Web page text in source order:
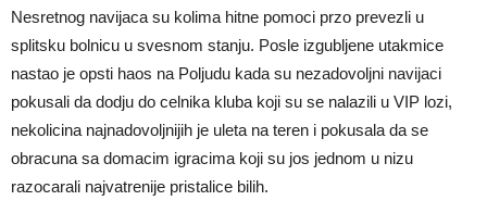
Nesretnog navijaca su kolima hitne pomoci przo prevezli u
splitsku bolnicu u svesnom stanju. Posle izgubljene utakmice
nastao je opsti haos na Poljudu kada su nezadovoljni navijaci
pokusali da dodju do celnika kluba koji su se nalazili u VIP lozi,
nekolicina najnadovoljnijih je uleta na teren i pokusala da se
obracuna sa domacim igracima koji su jos jednom u nizu
razocarali najvatrenije pristalice bilih.